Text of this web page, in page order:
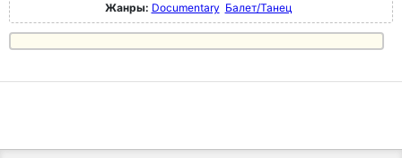
Жанры: Documentary Балет/Танец